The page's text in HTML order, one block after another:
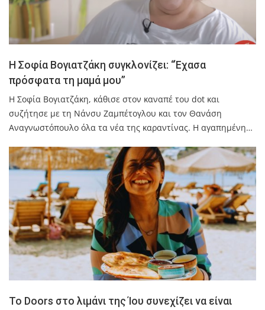
H Σοφία Βογιατζάκη συγκλονίζει: “Έχασα
πρόσφατα τη μαμά μου”
Η Σοφία Βογιατζάκη, κάθισε στον καναπέ του dot και
συζήτησε με τη Νάνσυ Ζαμπέτογλου και τον Θανάση
Αναγνωστόπουλο όλα τα νέα της καραντίνας. Η αγαπημένη…
Το Doors στο λιμάνι της Ίου συνεχίζει να είναι